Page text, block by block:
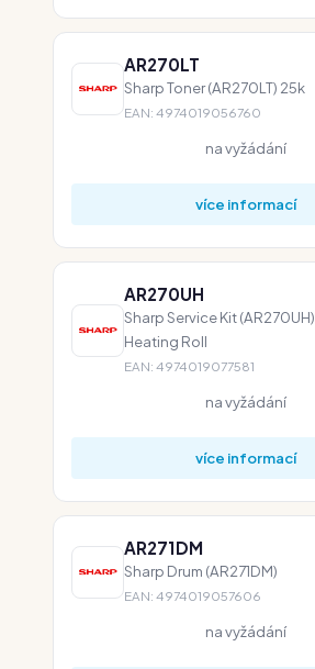
AR270LT
Sharp Toner (AR270LT) 25k
EAN: 4974019056760
na vyžádání
více informací
AR270UH
Sharp Service Kit
Heating Roll
EAN: 4974019077581
na vyžádání
více informací
AR271DM
Sharp Drum (AR271DM)
EAN: 4974019057606
na vyžádání